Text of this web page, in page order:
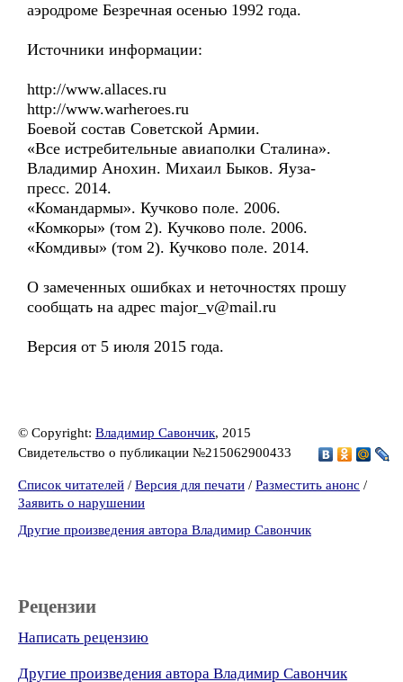
аэродроме Безречная осенью 1992 года.
Источники информации:
http://www.allaces.ru
http://www.warheroes.ru
Боевой состав Советской Армии.
«Все истребительные авиаполки Сталина».
Владимир Анохин. Михаил Быков. Яуза-
пресс. 2014.
«Командармы». Кучково поле. 2006.
«Комкоры» (том 2). Кучково поле. 2006.
«Комдивы» (том 2). Кучково поле. 2014.
О замеченных ошибках и неточностях прошу
сообщать на адрес major_v@mail.ru
Версия от 5 июля 2015 года.
© Copyright: Владимир Савончик, 2015
Свидетельство о публикации №215062900433
Список читателей / Версия для печати / Разместить анонс /
Заявить о нарушении
Другие произведения автора Владимир Савончик
Рецензии
Написать рецензию
Другие произведения автора Владимир Савончик